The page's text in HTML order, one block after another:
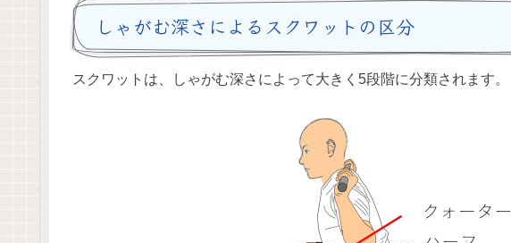
しゃがむ深さによるスクワットの区分
スクワットは、しゃがむ深さによって大きく5段階に分類されます。